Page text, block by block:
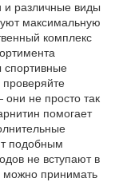
и различные виды
максимальную
комплекс
спортивные
не просто так
помогает
подобным
не вступают в
можно принимать